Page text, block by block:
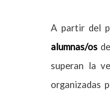
A partir del
alumnas/os
superan la
organizadas